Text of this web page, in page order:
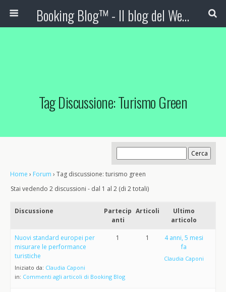
Booking Blog™ - Il blog del Web Marketing Turistico
Tag Discussione: Turismo Green
Home › Forum › Tag discussione: turismo green
Stai vedendo 2 discussioni - dal 1 al 2 (di 2 totali)
Discussione
Partecip
anti
Articoli
Ultimo
articolo
Nuovi standard europei per
misurare le performance
turistiche
Iniziato da: Claudia Caponi
in: Commenti agli articoli di Booking Blog
1 1
4 anni, 5 mesi
fa
Claudia Caponi